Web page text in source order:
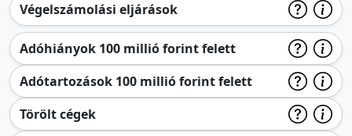
Végelszámolási eljárások
Adóhiányok 100 millió forint felett
Adótartozások 100 millió forint felett
Törölt cégek